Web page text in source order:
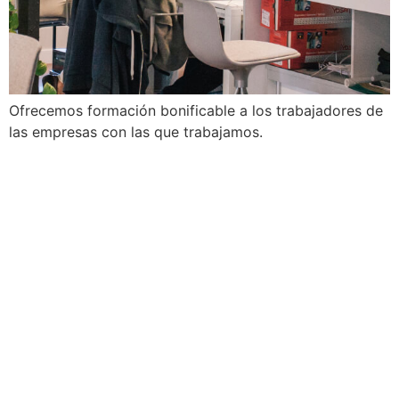
Ofrecemos formación bonificable a los trabajadores de
las empresas con las que trabajamos.